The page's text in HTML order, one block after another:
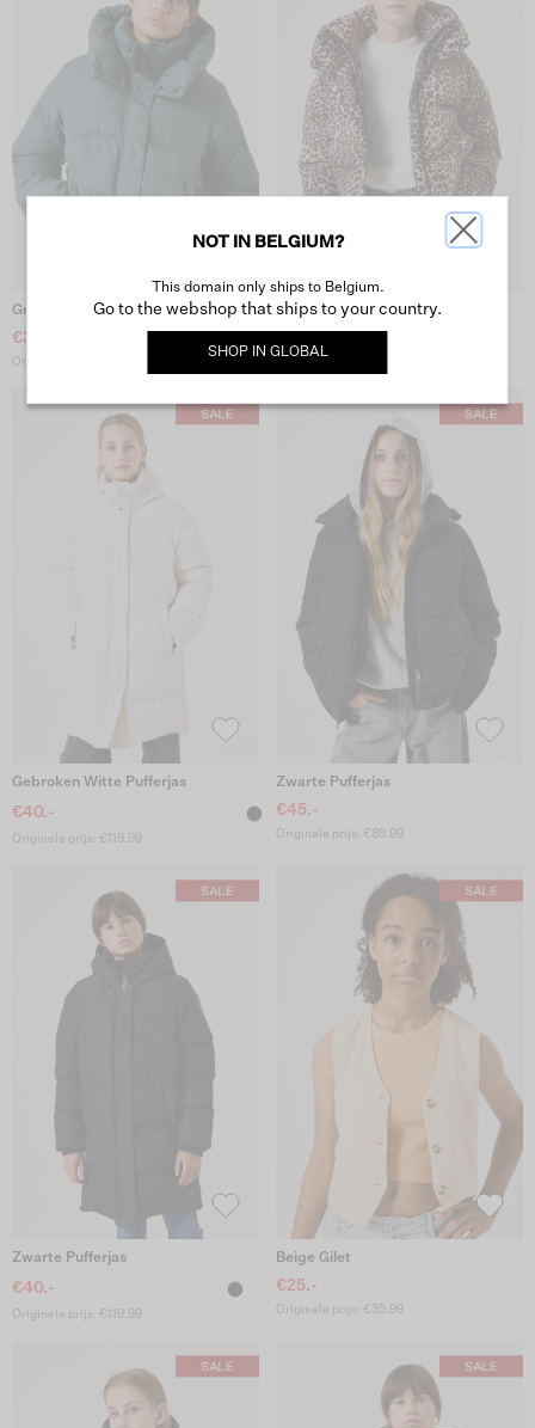
Groene Pufferjas
€30.-
Originele prijs: €99.99
Pufferjas Met Print
Gebroken Witte Pufferjas
€40.-
Originele prijs: €119.99
Zwarte Pufferjas
€45.-
Originele prijs: €89.99
Zwarte Pufferjas
€40.-
Originele prijs: €119.99
Beige Gilet
€25.-
Originele prijs: €35.99
NOT IN BELGIUM?
This domain only ships to Belgium.
Go to the webshop that ships to your country.
SHOP IN GLOBAL